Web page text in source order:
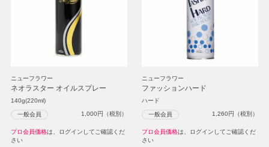
ニューフラワー
ネオラスター オイルスプレー
140g(220ml)
一般会員 1,000円（税別）
プロ会員価格は、ログインしてご確認くだ
さい
ニューフラワー
ファッションハード
ハード
一般会員 1,260円（税別）
プロ会員価格は、ログインしてご確認くだ
さい